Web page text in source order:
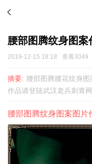
腰部图腾纹身图案
2019-12-15 18:18 查看3049
摘要: 腰部图腾腰花纹身
作品请登陆武汉老兵刺青
腰部图腾纹身图案图片